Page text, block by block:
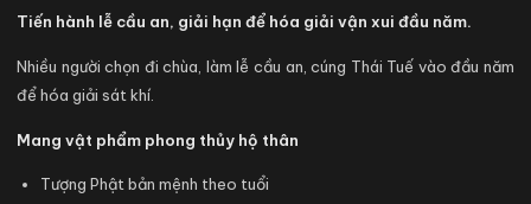
Tiến hành lễ cầu an, giải hạn để hóa giải vận xui đầu năm.
Nhiều người chọn đi chùa, làm lễ cầu an, cúng Thái Tuế vào đầu năm
để hóa giải sát khí.
Mang vật phẩm phong thủy hộ thân
Tượng Phật bản mệnh theo tuổi